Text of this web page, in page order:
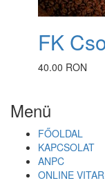
FK
40.00 RON
Menü
FŐOLDAL
KAPCSOLAT
ANPC
ONLINE